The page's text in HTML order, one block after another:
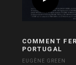
COMMENT
PORTUGAL
EUGÈNE GREEN